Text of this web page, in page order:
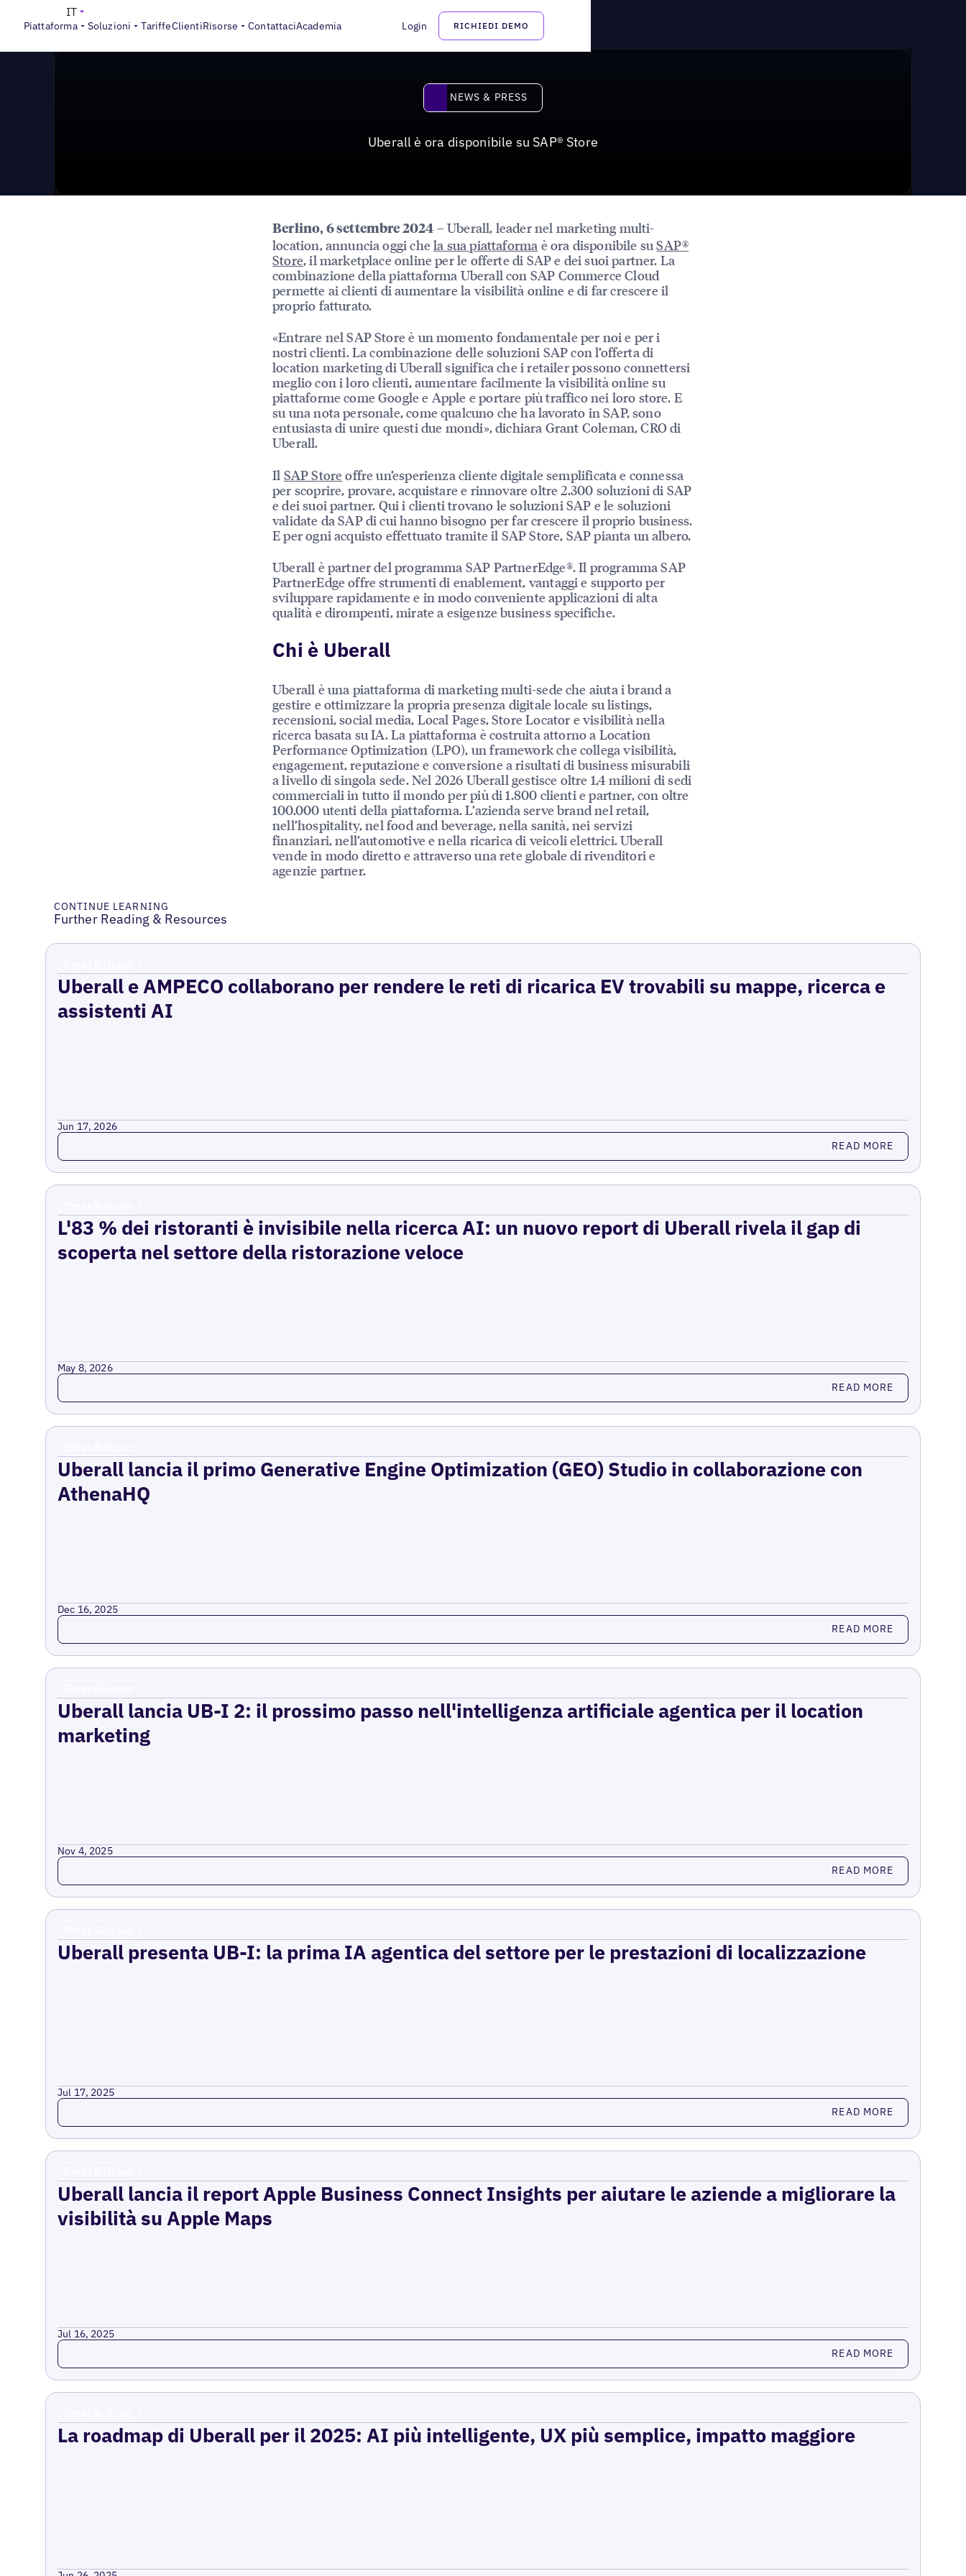
Piattaforma Soluzioni TariffeClientiRisorse ContattaciAcademia Login RICHIEDI DEMO
IT
News & Press
News & Press
NEWS & PRESS
Uberall è ora disponibile su SAP® Store
Berlino, 6 settembre 2024 – Uberall, leader nel marketing multi-
location, annuncia oggi chela sua piattaforma è ora disponibile suSAP®
Store, il marketplace online per le offerte di SAP e dei suoi partner. La
combinazione della piattaforma Uberall con SAP Commerce Cloud
permette ai clienti di aumentare la visibilità online e di far crescere il
proprio fatturato.
«Entrare nel SAP Store è un momento fondamentale per noi e per i
nostri clienti. La combinazione delle soluzioni SAP con l’offerta di
location marketing di Uberall significa che i retailer possono connettersi
meglio con i loro clienti, aumentare facilmente la visibilità online su
piattaforme come Google e Apple e portare più traffico nei loro store. E
su una nota personale, come qualcuno che ha lavorato in SAP, sono
entusiasta di unire questi due mondi», dichiara Grant Coleman, CRO di
Uberall.
Il SAP Store offre un’esperienza cliente digitale semplificata e connessa
per scoprire, provare, acquistare e rinnovare oltre 2.300 soluzioni di SAP
e dei suoi partner. Qui i clienti trovano le soluzioni SAP e le soluzioni
validate da SAP di cui hanno bisogno per far crescere il proprio business.
E per ogni acquisto effettuato tramite il SAP Store, SAP pianta un albero.
Uberall è partner del programma SAP PartnerEdge®. Il programma SAP
PartnerEdge offre strumenti di enablement, vantaggi e supporto per
sviluppare rapidamente e in modo conveniente applicazioni di alta
qualità e dirompenti, mirate a esigenze business specifiche.
Chi è Uberall
Uberall è una piattaforma di marketing multi-sede che aiuta i brand a
gestire e ottimizzare la propria presenza digitale locale su listings,
recensioni, social media, Local Pages, Store Locator e visibilità nella
ricerca basata su IA. La piattaforma è costruita attorno a Location
Performance Optimization (LPO), un framework che collega visibilità,
engagement, reputazione e conversione a risultati di business misurabili
a livello di singola sede. Nel 2026 Uberall gestisce oltre 1,4 milioni di sedi
commerciali in tutto il mondo per più di 1.800 clienti e partner, con oltre
100.000 utenti della piattaforma. L’azienda serve brand nel retail,
nell’hospitality, nel food and beverage, nella sanità, nei servizi
finanziari, nell’automotive e nella ricarica di veicoli elettrici. Uberall
vende in modo diretto e attraverso una rete globale di rivenditori e
agenzie partner.
CONTINUE LEARNING
Further Reading & Resources
Uberall e AMPECO collaborano per rendere le reti di ricarica EV trovabili su mappe, ricerca e
assistenti AI
Jun 17, 2026
Read more READ MORE
L'83 % dei ristoranti è invisibile nella ricerca AI: un nuovo report di Uberall rivela il gap di
scoperta nel settore della ristorazione veloce
May 8, 2026
Read more READ MORE
Uberall lancia il primo Generative Engine Optimization (GEO) Studio in collaborazione con
AthenaHQ
Dec 16, 2025
Read more READ MORE
Uberall lancia UB-I 2: il prossimo passo nell'intelligenza artificiale agentica per il location
marketing
Nov 4, 2025
Read more READ MORE
Uberall presenta UB-I: la prima IA agentica del settore per le prestazioni di localizzazione
Jul 17, 2025
Read more READ MORE
Uberall lancia il report Apple Business Connect Insights per aiutare le aziende a migliorare la
visibilità su Apple Maps
Jul 16, 2025
Read more READ MORE
La roadmap di Uberall per il 2025: AI più intelligente, UX più semplice, impatto maggiore